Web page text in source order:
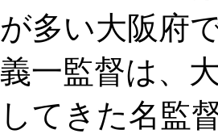
が多い大阪府
義一監督は、
してきた名監